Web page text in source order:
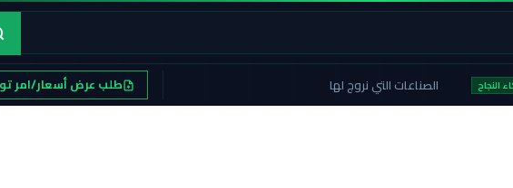
النجاح الصناعات التي نروج لها طلب عرض أسعار/امر